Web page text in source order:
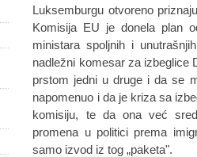
Luksemburgu otvoreno
Komisija EU je donela plan
ministara spoljnih i
nadležni komesar za izbeglice
prstom jedni u druge i da se
napomenuo i da je kriza sa
komisiju, te da ona već
promena u politici prema
samo izvod iz tog „paketa".